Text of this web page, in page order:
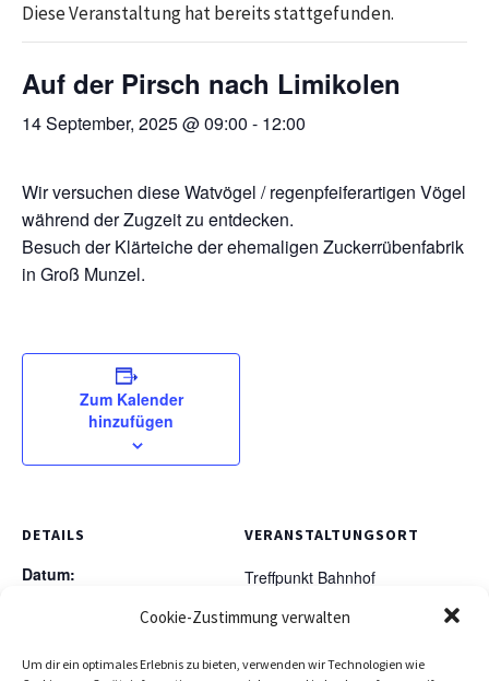
Cookie-Zustimmung verwalten
Um dir ein optimales Erlebnis zu bieten, verwenden wir Technologien wie
Diese Veranstaltung hat bereits stattgefunden.
Auf der Pirsch nach Limikolen
14 September, 2025 @ 09:00 - 12:00
Wir versuchen diese Watvögel / regenpfeiferartigen Vögel
während der Zugzeit zu entdecken.
Besuch der Klärteiche der ehemaligen Zuckerrübenfabrik
in Groß Munzel.
Zum Kalender
hinzufügen
DETAILS
Datum:
14 September, 2025
VERANSTALTUNGSORT
Treffpunkt Bahnhof
Dedensen / Gümmer